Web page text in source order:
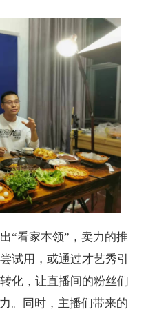
“看家本领”，卖力的推
试用，或通过才艺秀引
化，让直播间的粉丝们
。同时，主播们带来的